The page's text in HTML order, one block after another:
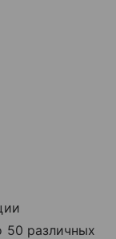
50 различных